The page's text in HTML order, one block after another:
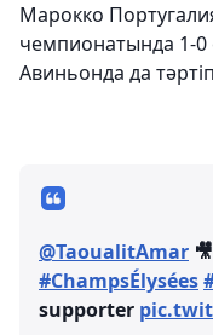
Марокко
чемпионатында 1-0
Авиньонда да
@TaoualitAmar
#ChampsÉlysées
supporter